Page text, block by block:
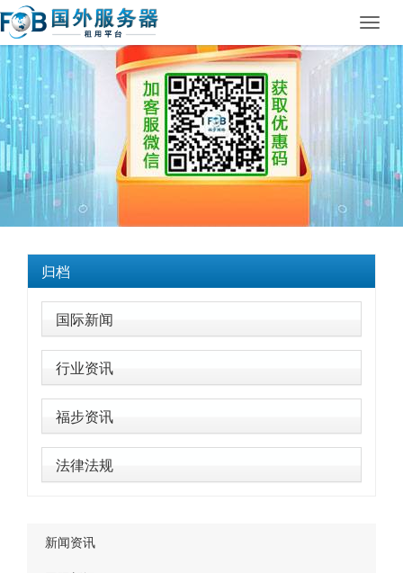
归档
国际新闻
行业资讯
福步资讯
法律法规
新闻资讯